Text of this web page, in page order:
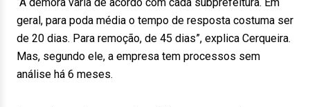
geral, para poda média o tempo de resposta costuma ser
de 20 dias. Para remoção, de 45 dias”, explica Cerqueira.
Mas, segundo ele, a empresa tem processos sem
análise há 6 meses.